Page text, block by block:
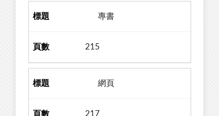
專書
215
網頁
217